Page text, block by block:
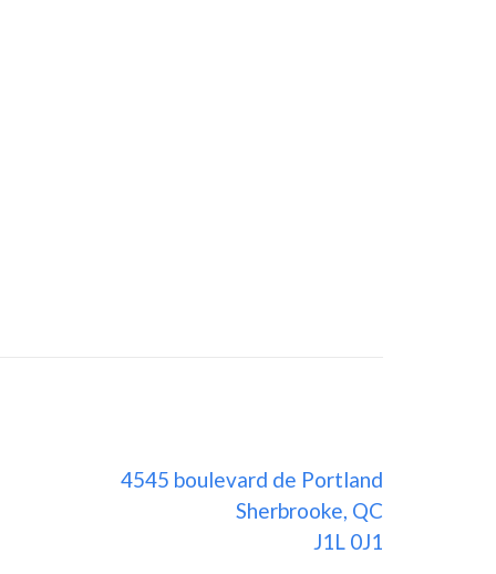
4545 boulevard de Portland
Sherbrooke, QC
J1L 0J1